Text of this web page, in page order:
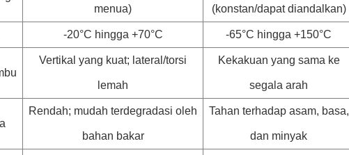
menua) (konstan/dapat diandalkan)
-20°C hingga +70°C -65°C hingga +150°C
Vertikal yang kuat; lateral/torsi
lemah
Kekakuan yang sama ke
segala arah
Rendah; mudah terdegradasi oleh
bahan bakar
Tahan terhadap asam, basa,
dan minyak